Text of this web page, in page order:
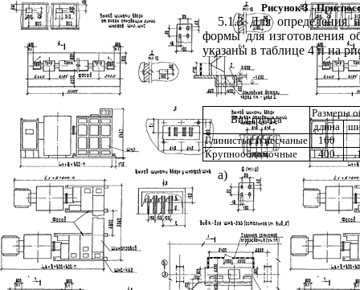
Рисунок 3 -
5.1.3 Для определения
формы для изготовления
указаны в таблице 4и на
Вид грунта
Размеры
длина
Глинистые и песчаные
160
Крупнообломочные
400
a)